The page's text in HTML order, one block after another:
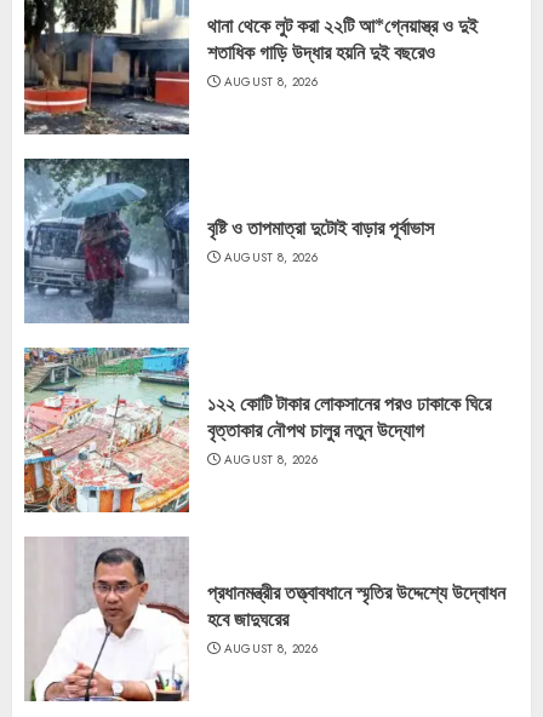
থানা থেকে লুট করা ২২টি আ*গ্নেয়াস্ত্র ও দুই
শতাধিক গাড়ি উদ্ধার হয়নি দুই বছরেও
AUGUST 8, 2026
বৃষ্টি ও তাপমাত্রা দুটোই বাড়ার পূর্বাভাস
AUGUST 8, 2026
১২২ কোটি টাকার লোকসানের পরও ঢাকাকে ঘিরে
বৃত্তাকার নৌপথ চালুর নতুন উদ্যোগ
AUGUST 8, 2026
প্রধানমন্ত্রীর তত্ত্বাবধানে স্মৃতির উদ্দেশ্যে উদ্বোধন
হবে জাদুঘরের
AUGUST 8, 2026